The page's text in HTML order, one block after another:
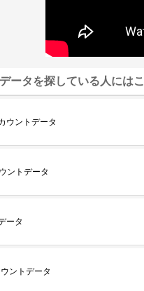
ータを探している人には
ウントデータ
ントデータ
ータ
ントデータ